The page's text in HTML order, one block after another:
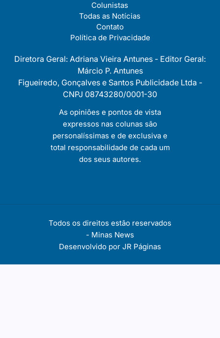
Colunistas
Todas as Notícias
Contato
Política de Privacidade
Diretora Geral: Adriana Vieira Antunes - Editor Geral:
Márcio P. Antunes
Figueiredo, Gonçalves e Santos Publicidade Ltda -
CNPJ 08743280/0001-30
As opiniôes e pontos de vista
expressos nas colunas são
personalíssimas e de exclusiva e
total responsabilidade de cada um
dos seus autores.
Todos os direitos estão reservados
- Minas News
Desenvolvido por JR Páginas